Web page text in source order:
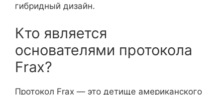
гибридный дизайн.
Кто является
основателями протокола
Frax?
Протокол Frax — это детище американского